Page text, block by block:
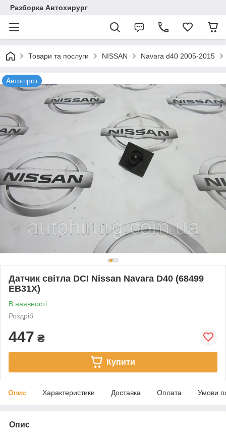
Разборка Автохирург
Товари та послуги NISSAN Navara d40 2005-2015
Автошрот
Датчик світла DCI Nissan Navara D40 (68499
EB31X)
В наявності
Роздріб
447 ₴
Купити
Опис Характеристики Доставка Оплата Умови
Опис